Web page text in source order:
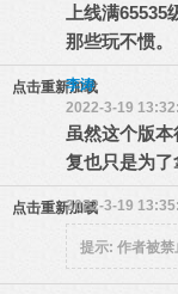
上线满
那些玩不惯。
点击重新加载
李涛
2022-3-19
虽然这个版
复也只是为了
点击重新加载2022-3-19
提示: 作者被禁